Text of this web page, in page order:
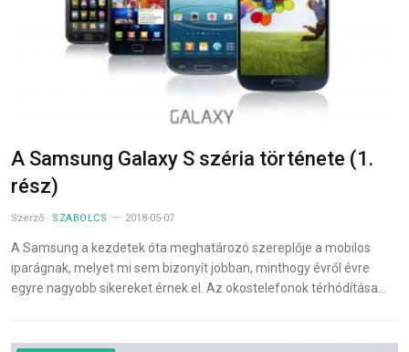
A Samsung Galaxy S széria története (1.
rész)
Szerző: SZABOLCS 2018-05-07
A Samsung a kezdetek óta meghatározó szereplője a mobilos
iparágnak, melyet mi sem bizonyít jobban, minthogy évről évre
egyre nagyobb sikereket érnek el. Az okostelefonok térhódítása…